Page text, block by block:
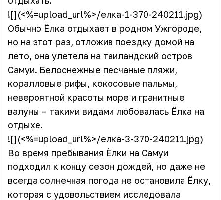
![](<%=upload_url%>/елка-1-370-240211.jpg)
Обычно Ёлка отдыхает в родном Ужгороде,
но на этот раз, отложив поездку домой на
лето, она улетела на таиландский остров
Самуи. Белоснежные песчаные пляжи,
коралловые рифы, кокосовые пальмы,
невероятной красоты море и гранитные
валуны – такими видами любовалась Ёлка на
отдыхе.
![](<%=upload_url%>/елка-3-370-240211.jpg)
Во время пребывания Ёлки на Самуи
подходил к концу сезон дождей, но даже не
всегда солнечная погода не остановила Ёлку,
которая с удовольствием исследовала